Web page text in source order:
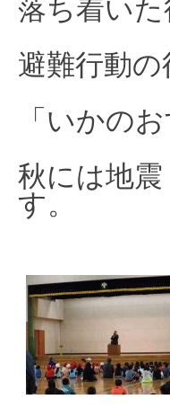
落ち着い
避難行動
「いかの
秋には地
す。